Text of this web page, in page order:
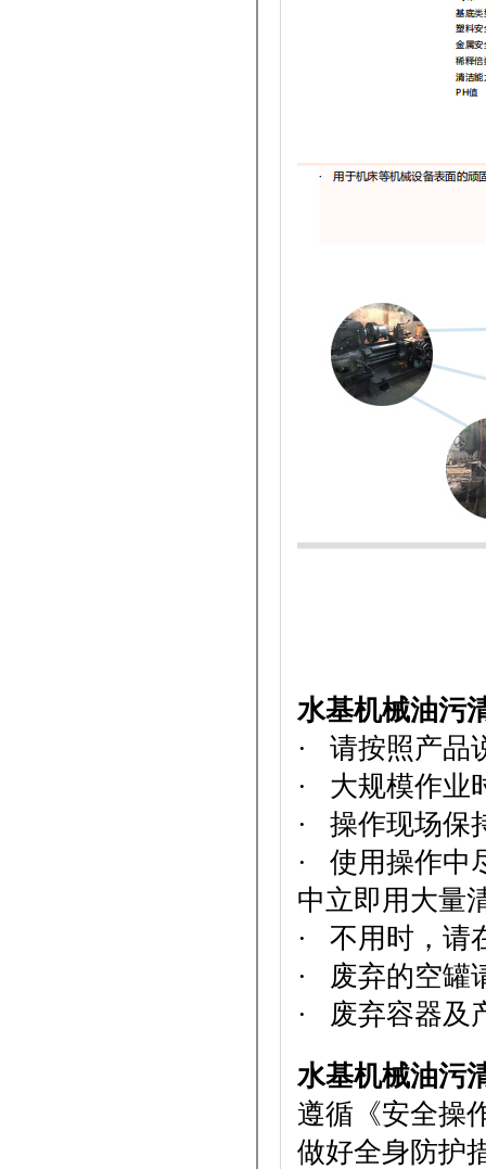
水基机械油污
· 请按照产品
· 大规模作业
· 操作现场保
· 使用操作中
中立即用大量
· 不用时，请
· 废弃的空罐
· 废弃容器及
水基机械油污
遵循《安全操
做好全身防护